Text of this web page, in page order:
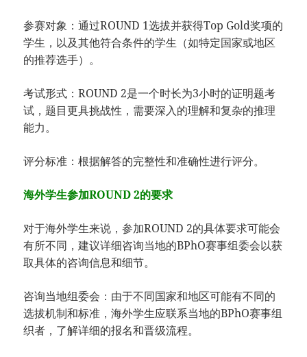
参赛对象：通过ROUND 1选拔并获得Top Gold奖项的
学生，以及其他符合条件的学生（如特定国家或地区
的推荐选手）。
考试形式：ROUND 2是一个时长为3小时的证明题考
试，题目更具挑战性，需要深入的理解和复杂的推理
能力。
评分标准：根据解答的完整性和准确性进行评分。
海外学生参加ROUND 2的要求
对于海外学生来说，参加ROUND 2的具体要求可能会
有所不同，建议详细咨询当地的BPhO赛事组委会以获
取具体的咨询信息和细节。
咨询当地组委会：由于不同国家和地区可能有不同的
选拔机制和标准，海外学生应联系当地的BPhO赛事组
织者，了解详细的报名和晋级流程。